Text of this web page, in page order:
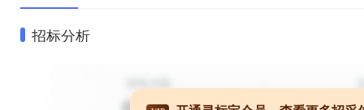
招标分析